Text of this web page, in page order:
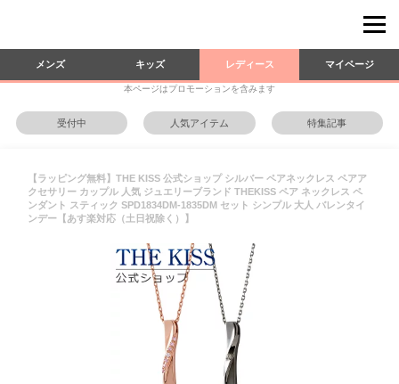
メンズ キッズ レディース マイページ
本ページはプロモーションを含みます
受付中 人気アイテム 特集記事
【ラッピング無料】THE KISS 公式ショップ シルバー ペアネックレス ペアア
クセサリー カップル 人気 ジュエリーブランド THEKISS ペア ネックレス ペ
ンダント スティック SPD1834DM-1835DM セット シンプル 大人 バレンタイ
ンデー【あす楽対応（土日祝除く）】